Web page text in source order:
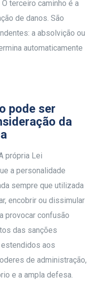
terceiro caminho é a
de danos. São
a absolvição ou
automaticamente
pode ser
da
própria Lei
a personalidade
sempre que utilizada
encobrir ou dissimular
provocar confusão
das sanções
aos
de administração,
e a ampla defesa.